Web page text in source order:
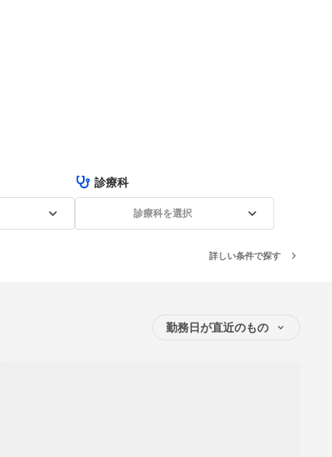
診療科
診療科を選択
詳しい条件で探す
勤務日が直近のもの